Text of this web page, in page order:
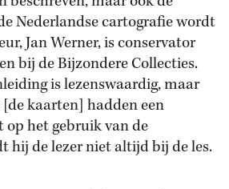
Nederlandse cartografie wordt
Jan Werner, is conservator
bij de Bijzondere Collecties.
is lezenswaardig, maar
[de kaarten] hadden een
op het gebruik van de
hij de lezer niet altijd bij de les.